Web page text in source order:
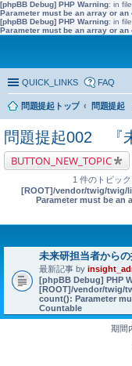
[phpBB Debug] PHP Warning: in file
Parameter must be an array or
[phpBB Debug] PHP Warning: in file
Parameter must be an array or
QUICK_LINKS FAQ
問題提起トップ 問題提起
問題提起002 『
BUTTON_NEW_TOPIC
1 件のトピック
[ROOT]/vendor/twig/twig/
Parameter must be an
未来研担当者から
最新記事 by
[phpBB Debug] PHP
[ROOT]/vendor/twig/
count(): Parameter
Countable
期間